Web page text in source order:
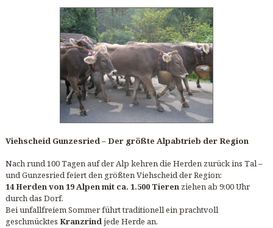
Viehscheid Gunzesried – Der größte Alpabtrieb der Region
Nach rund 100 Tagen auf der Alp kehren die Herden zurück ins Tal –
und Gunzesried feiert den größten Viehscheid der Region:
14 Herden von 19 Alpen mit ca. 1.500 Tierenziehen ab 9:00 Uhr
durch das Dorf.
Bei unfallfreiem Sommer führt traditionell ein prachtvoll
geschmücktes Kranzrindjede Herde an.